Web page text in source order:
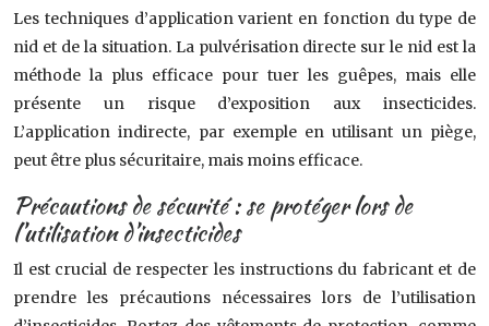
Les techniques d’application varient en fonction du type de
nid et de la situation. La pulvérisation directe sur le nid est la
méthode la plus efficace pour tuer les guêpes, mais elle
présente un risque d’exposition aux insecticides.
L’application indirecte, par exemple en utilisant un piège,
peut être plus sécuritaire, mais moins efficace.
Précautions de sécurité : se protéger lors de
l’utilisation d’insecticides
Il est crucial de respecter les instructions du fabricant et de
prendre les précautions nécessaires lors de l’utilisation